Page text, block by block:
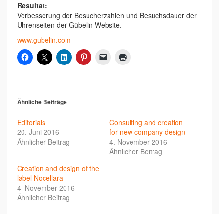
Resultat:
Verbesserung der Besucherzahlen und Besuchsdauer der
Uhrenseiten der Gübelin Website.
www.gubelin.com
Ähnliche Beiträge
Editorials
20. Juni 2016
Ähnlicher Beitrag
Consulting and creation
for new company design
4. November 2016
Ähnlicher Beitrag
Creation and design of the
label Nocellara
4. November 2016
Ähnlicher Beitrag